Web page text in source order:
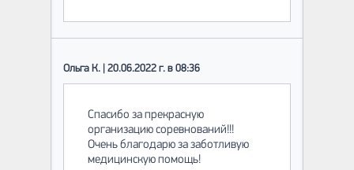
Ольга К. | 20.06.2022 г. в 08:36
Спасибо за прекрасную
организацию соревнований!!!
Очень благодарю за заботливую
медицинскую помощь!